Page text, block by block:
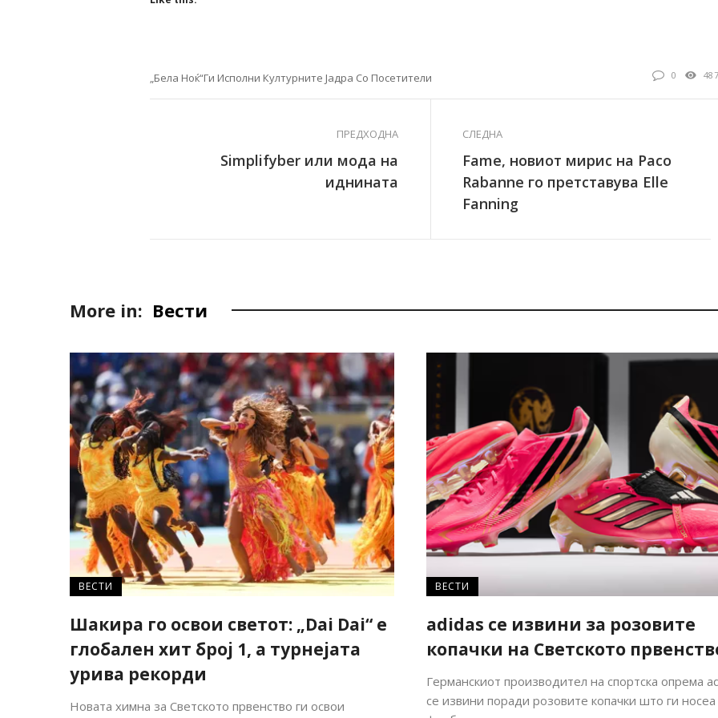
„Бела Ноќ“ги Исполни Културните Јадра Со Посетители 0 487
ПРЕДХОДНА
Simplifyber или мода на
иднината
СЛЕДНА
Fame, новиот мирис на Paco
Rabanne го претставува Elle
Fanning
More in: Вести
ВЕСТИ
Шакира го освои светот: „Dai Dai“ е
глобален хит број 1, а турнејата
урива рекорди
Новата химна за Светското првенство ги освои
ВЕСТИ
adidas се извини за розовите
копачки на Светското
Германскиот производител на спортска опрема
се извини поради розовите копачки што ги носеа